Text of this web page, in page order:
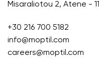
Misaraliotou 2, Atene -
+30 216 700 5182
info@moptil.com
careers@moptil.com